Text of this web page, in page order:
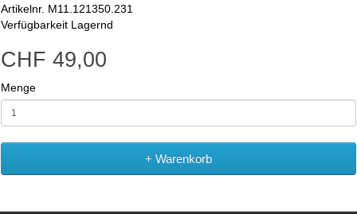
Artikelnr. M11.121350.231
Verfügbarkeit Lagernd
CHF 49,00
Menge
+ Warenkorb